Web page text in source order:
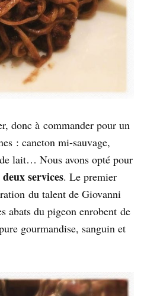
donc à commander pour un
: caneton mi-sauvage,
lait… Nous avons opté pour
services. Le premier
du talent de Giovanni
abats du pigeon enrobent de
gourmandise, sanguin et